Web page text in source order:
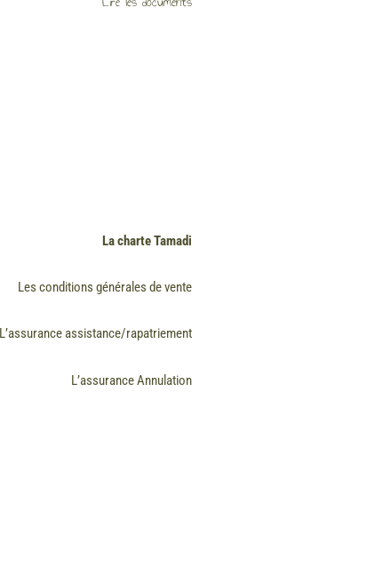
La charte Tamadi
Les conditions générales de vente
L’assurance assistance/rapatriement
L’assurance Annulation